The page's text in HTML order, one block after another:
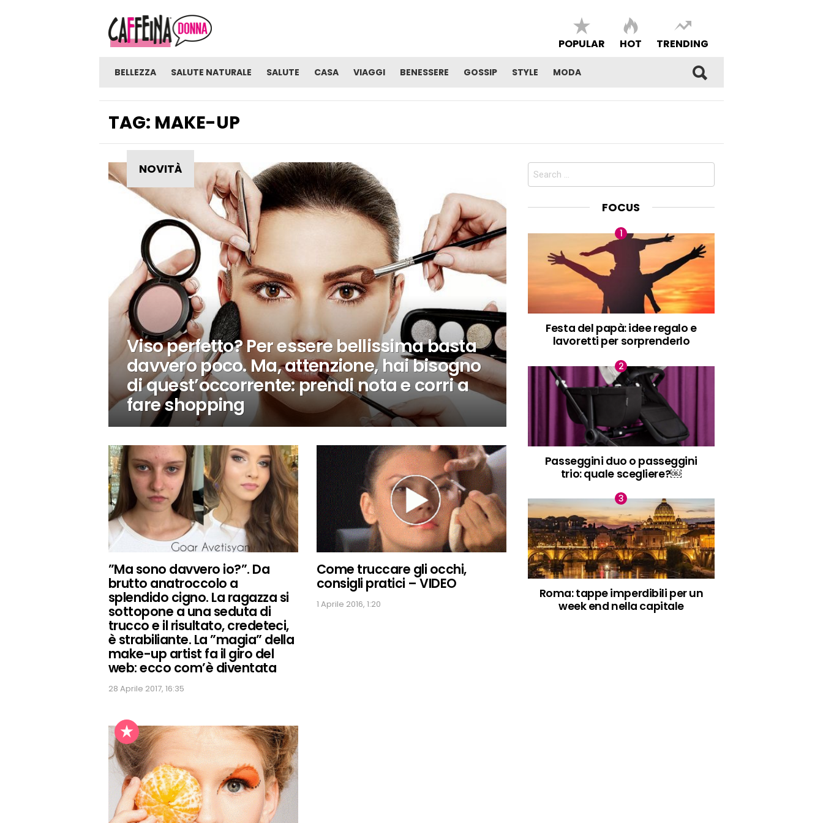
POPULAR HOT TRENDING
BELLEZZA SALUTE NATURALE SALUTE CASA VIAGGI BENESSERE GOSSIP STYLE MODA
TAG: MAKE-UP
NOVITÀ
Viso perfetto? Per essere bellissima basta
davvero poco. Ma, attenzione, hai bisogno
di quest’occorrente: prendi nota e corri a
fare shopping
”Ma sono davvero io?”. Da
brutto anatroccolo a
splendido cigno. La ragazza si
sottopone a una seduta di
trucco e il risultato, credeteci,
è strabiliante. La ”magia” della
make-up artist fa il giro del
web: ecco com’è diventata
28 Aprile 2017, 16:35
Come truccare gli occhi,
consigli pratici – VIDEO
1 Aprile 2016, 1:20
Search
FOCUS
Festa del papà: idee regalo e
lavoretti per sorprenderlo
Passeggini duo o passeggini
trio: quale scegliere?￼
Roma: tappe imperdibili per un
week end nella capitale